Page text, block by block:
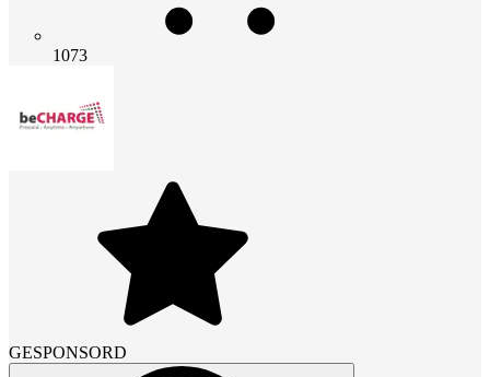
1073
GESPONSORD